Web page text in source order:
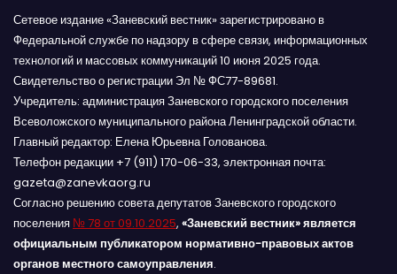
Сетевое издание «Заневский вестник» зарегистрировано в
Федеральной службе по надзору в сфере связи, информационных
технологий и массовых коммуникаций 10 июня 2025 года.
Свидетельство о регистрации Эл № ФС77-89681.
Учредитель: администрация Заневского городского поселения
Всеволожского муниципального района Ленинградской области.
Главный редактор: Елена Юрьевна Голованова.
Телефон редакции +7 (911) 170-06-33, электронная почта:
gazeta@zanevkaorg.ru
Согласно решению совета депутатов Заневского городского
поселения № 78 от 09.10.2025, «Заневский вестник» является
официальным публикатором нормативно-правовых актов
органов местного самоуправления.